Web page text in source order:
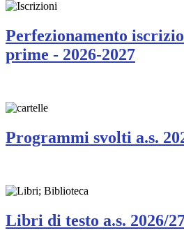
Perfezionamento
prime - 2026-2027
Programmi svolti a.s.
Libri di testo a.s. 2026/